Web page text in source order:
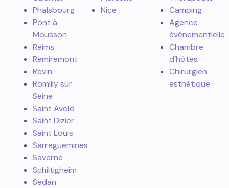
Phalsbourg
Pont à
Mousson
Reims
Remiremont
Revin
Romilly sur
Seine
Saint Avold
Saint Dizier
Saint Louis
Sarreguemines
Saverne
Schiltigheim
Sedan
Nice
Camping
Agence
événementielle
Chambre
d’hôtes
Chirurgien
esthétique